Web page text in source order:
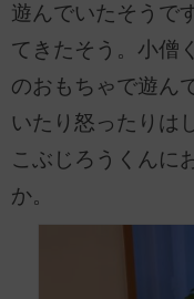
遊んでいたそうで
てきたそう。小僧
のおもちゃで遊ん
いたり怒ったりは
こぶじろうくんに
か。